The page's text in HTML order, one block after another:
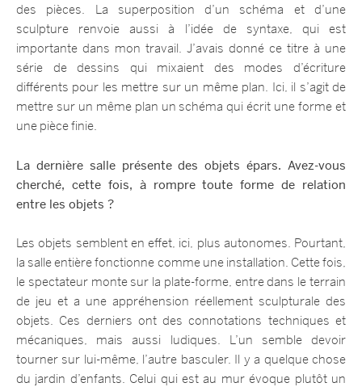
des pièces. La superposition d’un schéma et d’une
sculpture renvoie aussi à l’idée de syntaxe, qui est
importante dans mon travail. J’avais donné ce titre à une
série de dessins qui mixaient des modes d’écriture
différents pour les mettre sur un même plan. Ici, il s’agit de
mettre sur un même plan un schéma qui écrit une forme et
une pièce finie.
La dernière salle présente des objets épars. Avez-vous
cherché, cette fois, à rompre toute forme de relation
entre les objets ?
Les objets semblent en effet, ici, plus autonomes. Pourtant,
la salle entière fonctionne comme une installation. Cette fois,
le spectateur monte sur la plate-forme, entre dans le terrain
de jeu et a une appréhension réellement sculpturale des
objets. Ces derniers ont des connotations techniques et
mécaniques, mais aussi ludiques. L’un semble devoir
tourner sur lui-même, l’autre basculer. Il y a quelque chose
du jardin d’enfants. Celui qui est au mur évoque plutôt un